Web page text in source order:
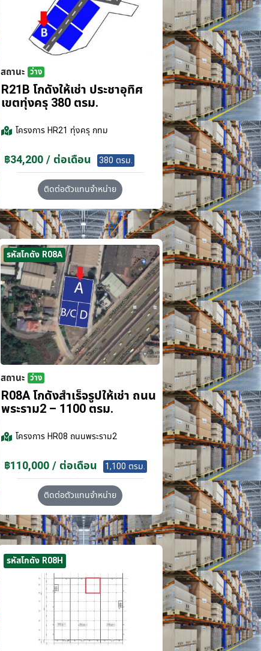
สถานะ ว่าง
R21B โกดังให้เช่า ประชาอุทิศ
เขตทุ่งครุ 380 ตรม.
โครงการHR21 ทุ่งครุ กทม
฿34,200 / ต่อเดือน 380 ตรม.
ติดต่อตัวแทนจำหน่าย
รหัสโกดัง R08A
สถานะ ว่าง
R08A โกดังสำเร็จรูปให้เช่า ถนน
พระราม2 – 1100 ตรม.
โครงการHR08 ถนนพระราม2
฿110,000 / ต่อเดือน 1,100 ตรม.
ติดต่อตัวแทนจำหน่าย
รหัสโกดัง R08H